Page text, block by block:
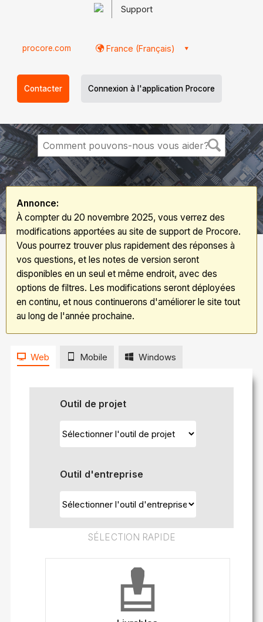
Support
procore.com France (Français)
Contacter Connexion à l'application Procore
Annonce:
À compter du 20 novembre 2025, vous verrez des
modifications apportées au site de support de Procore.
Vous pourrez trouver plus rapidement des réponses à
vos questions, et les notes de version seront
disponibles en un seul et même endroit, avec des
options de filtres. Les modifications seront déployées
en continu, et nous continuerons d'améliorer le site tout
au long de l'année prochaine.
Web Mobile Windows
Outil de projet
Outil d'entreprise
SÉLECTION RAPIDE